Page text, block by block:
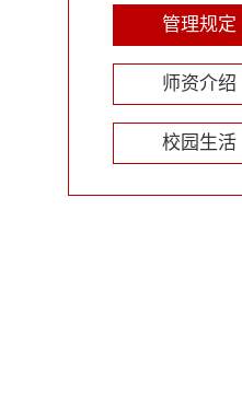
管理规定
师资介绍
校园生活